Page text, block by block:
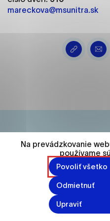
mareckova@msunitra.sk
74
870-
Na prevádzkovanie
používame
Povoliť všetko
Odmietnuť
Upraviť
ako je navigácia na
zabezpečeným
ponúknuť im lepšiu
konkrétnou osobou.
Označiť všetko
Uložiť
Viac informácií